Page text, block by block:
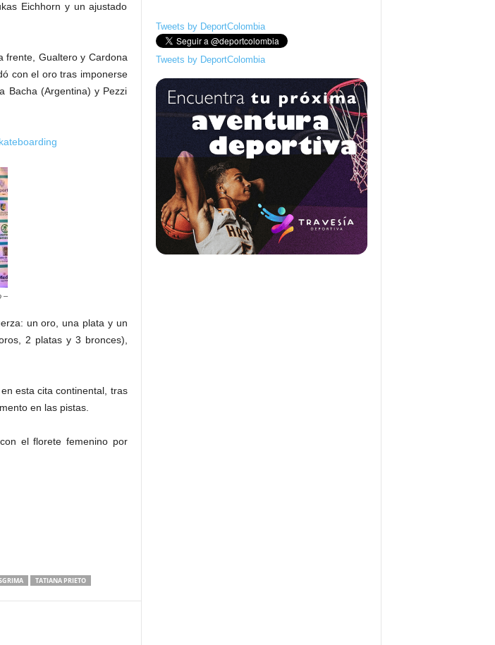
Eichhorn y un ajustado
frente, Gualtero y Cardona
con el oro tras imponerse
Bacha (Argentina) y Pezzi
–
un oro, una plata y un
2 platas y 3 bronces),
esta cita continental, tras
en las pistas.
el florete femenino por
TATIANA PRIETO
Tweets by DeportColombia
Tweets by DeportColombia